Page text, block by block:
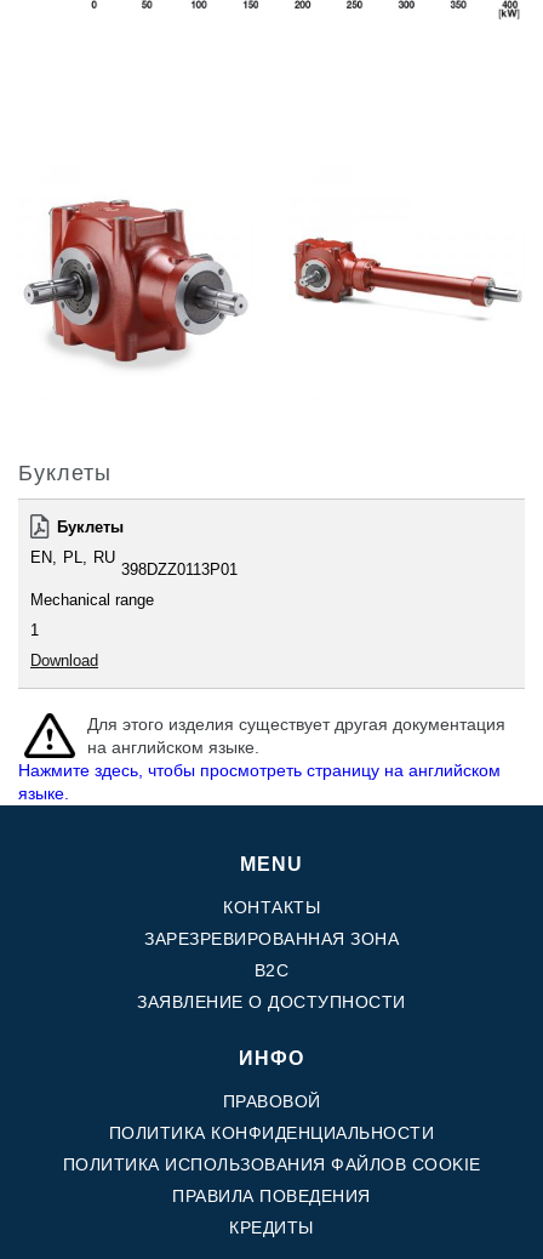
Буклеты
Буклеты
EN
PL RU
398DZZ0113P01
Mechanical range
1
Download
Для этого изделия существует другая документация
на английском языке.
Нажмите здесь, чтобы просмотреть страницу на английском
языке.
MENU
КОНТАКТЫ
ЗАРЕЗРЕВИРОВАННАЯ ЗОНА
B2C
ЗАЯВЛЕНИЕ О ДОСТУПНОСТИ
ИНФО
ПРАВОВОЙ
ПОЛИТИКА КОНФИДЕНЦИАЛЬНОСТИ
ПОЛИТИКА ИСПОЛЬЗОВАНИЯ ФАЙЛОВ COOKIE
ПРАВИЛА ПОВЕДЕНИЯ
КРЕДИТЫ